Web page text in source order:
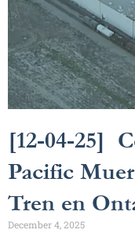
[12-04-25]
Pacific
Tren en
December 4, 2025